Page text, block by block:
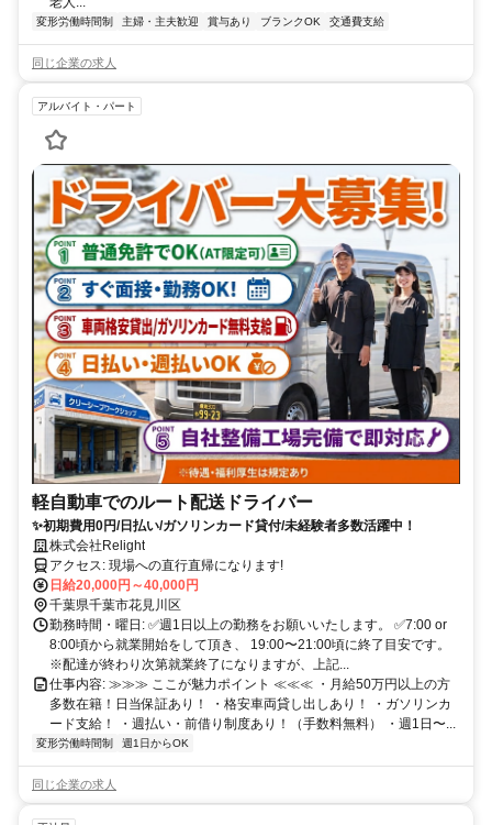
変形労働時間制 主婦・主夫歓迎 賞与あり ブランクOK 交通費支給
同じ企業の求人
アルバイト・パート
軽自動車でのルート配送ドライバー
✨初期費用0円/日払い/ガソリンカード貸付/未経験者多数活躍中！
株式会社Relight
アクセス: 現場への直行直帰になります!
日給20,000円～40,000円
千葉県千葉市花見川区
勤務時間・曜日: ✅週1日以上の勤務をお願いいたします。 ✅7:00 or
8:00頃から就業開始をして頂き、 19:00〜21:00頃に終了目安です。
※配達が終わり次第就業終了になりますが、上記...
仕事内容: ≫≫≫ ここが魅力ポイント ≪≪≪ ・月給50万円以上の方
多数在籍！日当保証あり！ ・格安車両貸し出しあり！ ・ガソリンカ
ード支給！ ・週払い・前借り制度あり！（手数料無料） ・週1日〜...
変形労働時間制 週1日からOK
同じ企業の求人